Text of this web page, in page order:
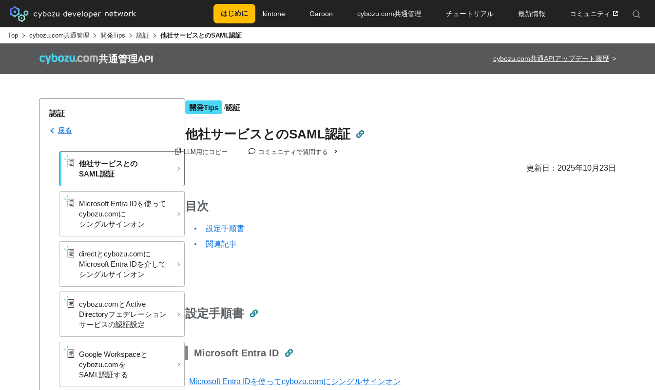
はじめに kintone Garoon cybozu.com共通管理 チュートリアル 最新情報 コミュニティ
Enhanced by Google
Top cybozu.com共通管理 開発Tips 認証 他社サービスとのSAML認証
共通管理API cybozu.com共通APIアップデート履歴
認証
戻る
他社サービスとの​
SAML認証
Microsoft Entra IDを​使って​
cybozu.comに​
シングルサインオン
directと​cybozu.comに​
Microsoft Entra IDを​介して​
シングルサインオン
cybozu.comと​Active
Directoryフェデレーション
サービスの​認証設定
Google Workspaceと​
cybozu.comを​
SAML認証する
開発Tips 認証
他社サービスとのSAML認証
LLM用にコピー コミュニティで質問する
更新日：2025年10月23日
目次
設定手順書
関連記事
設定手順書
Microsoft Entra ID
Microsoft Entra IDを使ってcybozu.comにシングルサインオン